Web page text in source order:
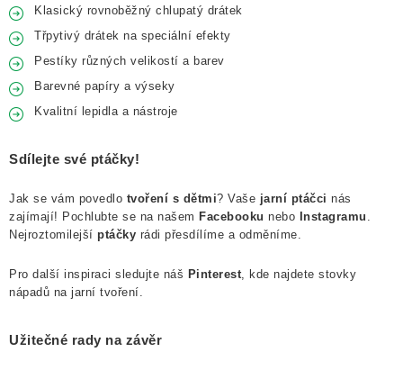
Klasický rovnoběžný chlupatý drátek
Třpytivý drátek na speciální efekty
Pestíky různých velikostí a barev
Barevné papíry a výseky
Kvalitní lepidla a nástroje
Sdílejte své ptáčky!
Jak se vám povedlo tvoření s dětmi? Vaše jarní ptáčci nás
zajímají! Pochlubte se na našem Facebooku nebo Instagramu .
Nejroztomilejší ptáčky rádi přesdílíme a odměníme.
Pro další inspiraci sledujte náš Pinterest, kde najdete stovky
nápadů na jarní tvoření.
Užitečné rady na závěr